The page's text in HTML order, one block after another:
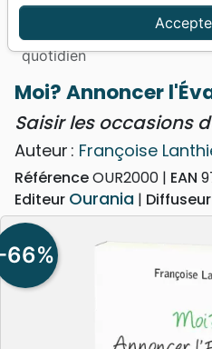
Conseil d'évangélisation
Moi? Annoncer
quotidien
Moi? Annoncer
Saisir les occasions
Auteur : Françoise
RéférenceOUR2000 EAN
Editeur Ourania Diffuseur
66%